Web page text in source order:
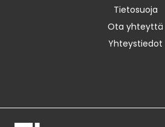
Tietosuoja
Ota yhteyttä
Yhteystiedot